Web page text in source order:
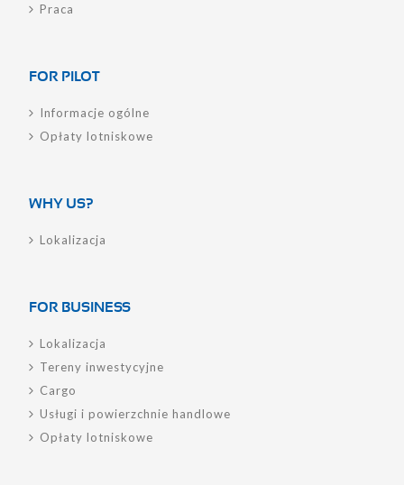
Praca
FOR PILOT
Informacje ogólne
Opłaty lotniskowe
WHY US?
Lokalizacja
FOR BUSINESS
Lokalizacja
Tereny inwestycyjne
Cargo
Usługi i powierzchnie handlowe
Opłaty lotniskowe